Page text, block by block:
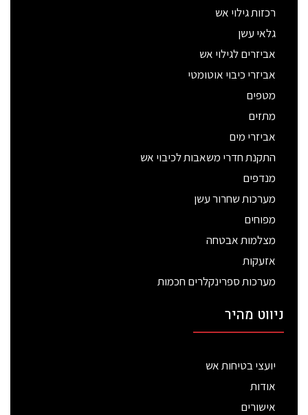
רכזות גילוי אש
גלאי עשן
אביזרים לגילוי אש
אביזרי כיבוי אוטומטי
מטפים
מתזים
אביזרי מים
התקנת חדרי משאבות לכיבוי אש
מנדפים
מערכות שחרור עשן
מפוחים
מצלמות אבטחה
אזעקות
מערכות ספרינקלרים חכמות
ניווט מהיר
יועצי בטיחות אש
אודות
אישורים